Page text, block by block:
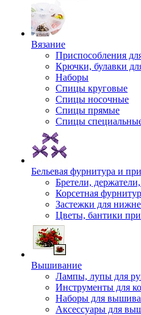
Вязание
Приспособления
Крючки, булавки
Наборы
Спицы круговые
Спицы носочные
Спицы прямые
Спицы
Бельевая фурнитура и
Бретели,
Корсетная
Застежки для
Цветы, бантики
Вышивание
Лампы, лупы для
Инструменты для
Наборы для
Аксессуары для